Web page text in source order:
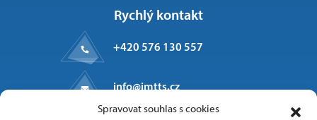
Spravovat souhlas s cookies
Rychlý kontakt
+420 576 130 557
info@imtts.cz